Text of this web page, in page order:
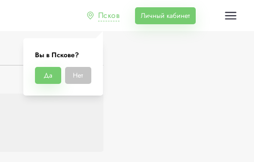
Псков
Вы в Пскове?
Да Нет
Личный кабинет